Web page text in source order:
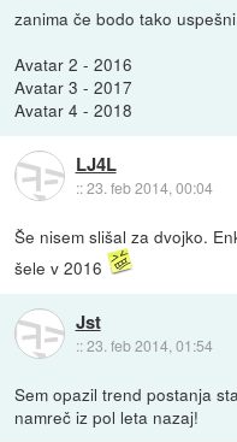
zanima če bodo tako
Avatar 2 - 2016
Avatar 3 - 2017
Avatar 4 - 2018
LJ4L
::23. feb 2014, 00:04
Še nisem slišal za dvojko.
šele v 2016
Jst
::23. feb 2014, 01:54
Sem opazil trend postanja
namreč iz pol leta nazaj!